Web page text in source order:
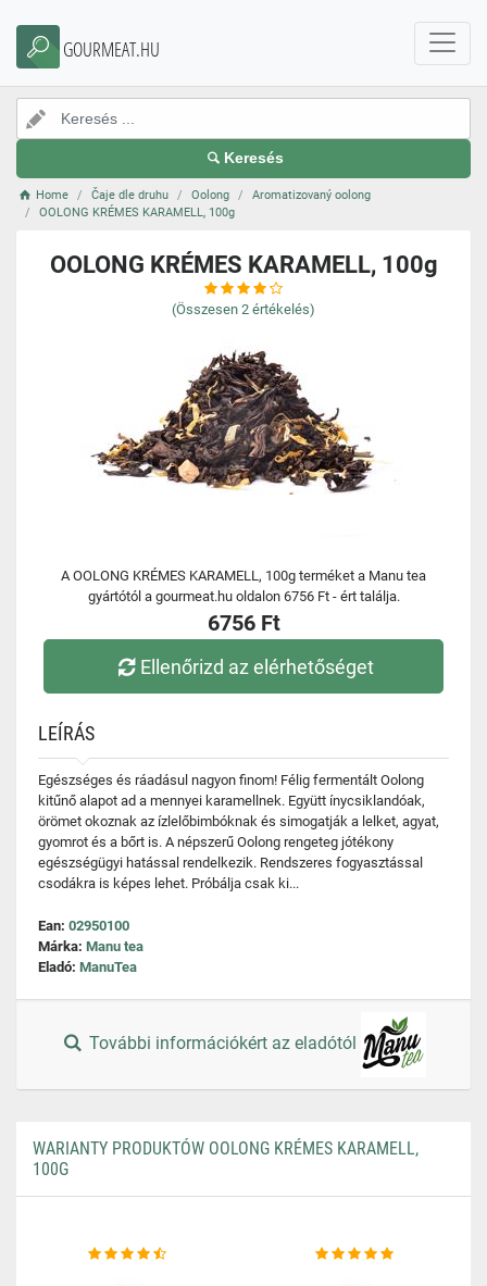
GOURMEAT.HU
Keresés
Home Čaje dle druhu Oolong
Aromatizovaný oolong
OOLONG KRÉMES KARAMELL, 100g
OOLONG KRÉMES KARAMELL, 100g
(Összesen 2 értékelés)
A OOLONG KRÉMES KARAMELL, 100g terméket a Manu tea
gyártótól a gourmeat.hu oldalon 6756 Ft - ért találja.
6756 Ft
Ellenőrizd az elérhetőséget
LEÍRÁS
Egészséges és ráadásul nagyon finom! Félig fermentált Oolong
kitűnő alapot ad a mennyei karamellnek. Együtt ínycsiklandóak,
örömet okoznak az ízlelőbimbóknak és simogatják a lelket, agyat,
gyomrot és a bőrt is. A népszerű Oolong rengeteg jótékony
egészségügyi hatással rendelkezik. Rendszeres fogyasztással
csodákra is képes lehet. Próbálja csak ki...
Ean: 02950100
Márka: Manu tea
Eladó: ManuTea
További információkért az eladótól
WARIANTY PRODUKTÓW OOLONG KRÉMES KARAMELL,
100G